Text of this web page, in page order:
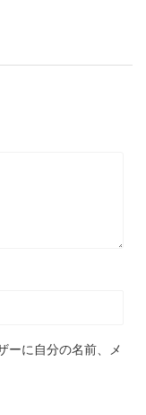
ーに自分の名前、メ